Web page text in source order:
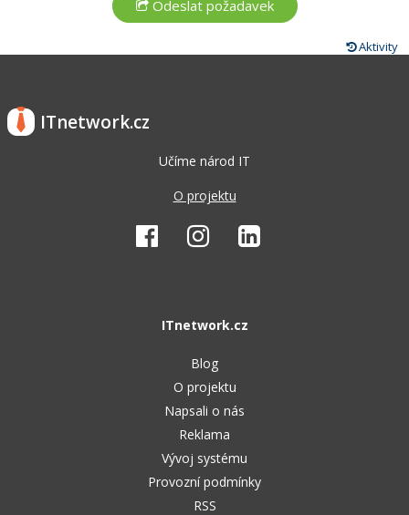
Aktivity
ITnetwork.cz
Učíme národ IT
O projektu
ITnetwork.cz
Blog
O projektu
Napsali o nás
Reklama
Vývoj systému
Provozní podmínky
RSS